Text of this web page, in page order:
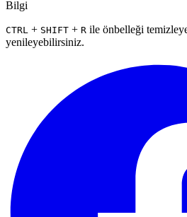
Bilgi
CTRL + SHIFT + R ile önbelleği
yenileyebilirsiniz.